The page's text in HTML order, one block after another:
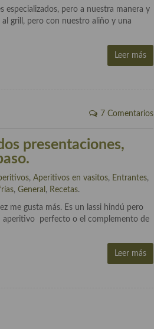
especializados, pero a nuestra manera y
grill, pero con nuestro aliño y una
Leer más
7 Comentarios
presentaciones,
,Aperitivos en vasitos, Entrantes,
,General , Recetas.
me gusta más. Es un lassi hindú pero
aperitivo perfecto o el complemento de
Leer más